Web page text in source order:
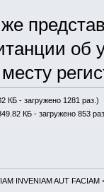
КБ - загружено 1281 раз.)
КБ - загружено 853
INVENIAM AUT FACIAM